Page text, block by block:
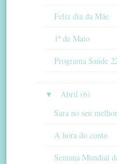
Feliz dia da Mãe
1º de Maio
Programa Saúde
▼
Abril (6)
Sara no seu melhor
A hora do conto
Semana Mundial